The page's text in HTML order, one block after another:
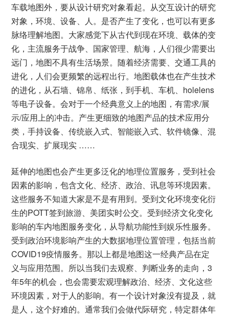
车载地图外，要从设计研究对象看起。从交互设计的研究
对象，环境、设备、人。是否产生了变化，也可以有更多
脉络理解地图。大家感觉下从古代到现在环境、载体的变
化，主流服务于战争、国家管理、航海，人们很少需要出
远门，地图不具有生活场景。随着经济需要、交通工具的
进化，人们会更频繁的远程出行。地图载体也在产生技术
的进化，从石墙、锦帛、纸张，到手机、车机、holelens
等电子设备。会对于一个经典意义上的地图，有需求/展
示/应用上的冲击。产生更细致的地图产品的技术应用分
类，手持设备、传统嵌入式、智能嵌入式、软件镜像、混
合现实、扩展现实 ……
延伸的地图也会产生更多泛化的地理位置服务，受到社会
因素的影响，包含文化、经济、政治、讯息等环境因素。
这些服务不知道大家是不是有用到。受到文化环境变化衍
生的POTT签到旅游、美团实时公交。受到经济文化变化
影响的车内地图服务变化，从导航功能性到娱乐性服务。
受到政治环境影响产生的大数据地理位置管理，包括当前
COVID19疫情服务。那以上都是地图这一经典产品在定
义与应用范围。所以当我们去观察、判断业务的走向，3
年5年的机会，也会需要宏观理解政治、经济、文化这些
环境因素，对于人的影响。有一个设计对象没有提及，就
是人，这个好难的。通常我们会做代际研究，特定群体年